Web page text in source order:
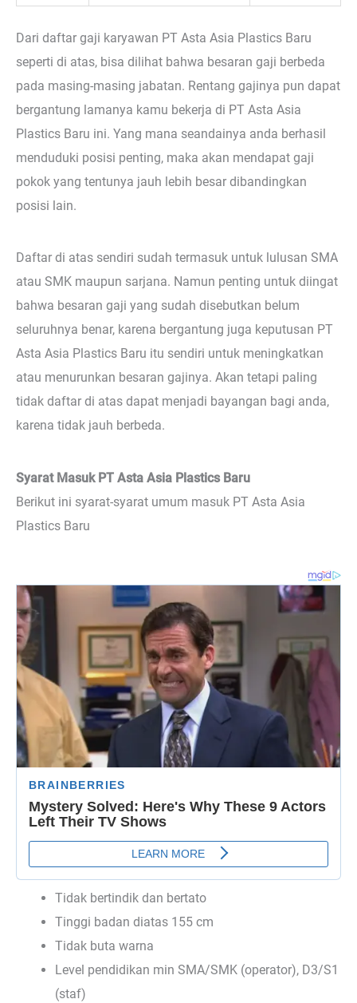
Dari daftar gaji karyawan PT Asta Asia Plastics Baru
seperti di atas, bisa dilihat bahwa besaran gaji berbeda
pada masing-masing jabatan. Rentang gajinya pun dapat
bergantung lamanya kamu bekerja di PT Asta Asia
Plastics Baru ini. Yang mana seandainya anda berhasil
menduduki posisi penting, maka akan mendapat gaji
pokok yang tentunya jauh lebih besar dibandingkan
posisi lain.
Daftar di atas sendiri sudah termasuk untuk lulusan SMA
atau SMK maupun sarjana. Namun penting untuk diingat
bahwa besaran gaji yang sudah disebutkan belum
seluruhnya benar, karena bergantung juga keputusan PT
Asta Asia Plastics Baru itu sendiri untuk meningkatkan
atau menurunkan besaran gajinya. Akan tetapi paling
tidak daftar di atas dapat menjadi bayangan bagi anda,
karena tidak jauh berbeda.
Syarat Masuk PT Asta Asia Plastics Baru
Berikut ini syarat-syarat umum masuk PT Asta Asia
Plastics Baru
Tidak bertindik dan bertato
Tinggi badan diatas 155 cm
Tidak buta warna
Level pendidikan min SMA/SMK (operator), D3/S1
(staf)